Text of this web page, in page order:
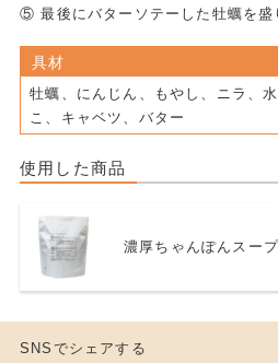
⑤ 最後にバターソテーした牡蠣を盛
具材
牡蠣、にんじん、もやし、ニラ、
こ、キャベツ、バター
使用した商品
濃厚ちゃんぽんスー
SNSでシェアする